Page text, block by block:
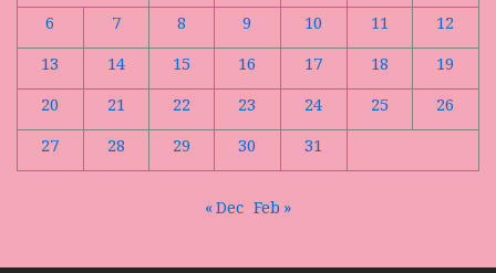
6
7 8 9 10 11
12
13
14 15 16 17 18
19
20
21 22 23 24 25
26
27
28 29 30 31
« Dec Feb »